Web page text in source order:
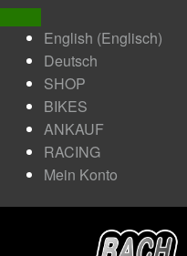
English (Englisch)
Deutsch
SHOP
BIKES
ANKAUF
RACING
Mein Konto